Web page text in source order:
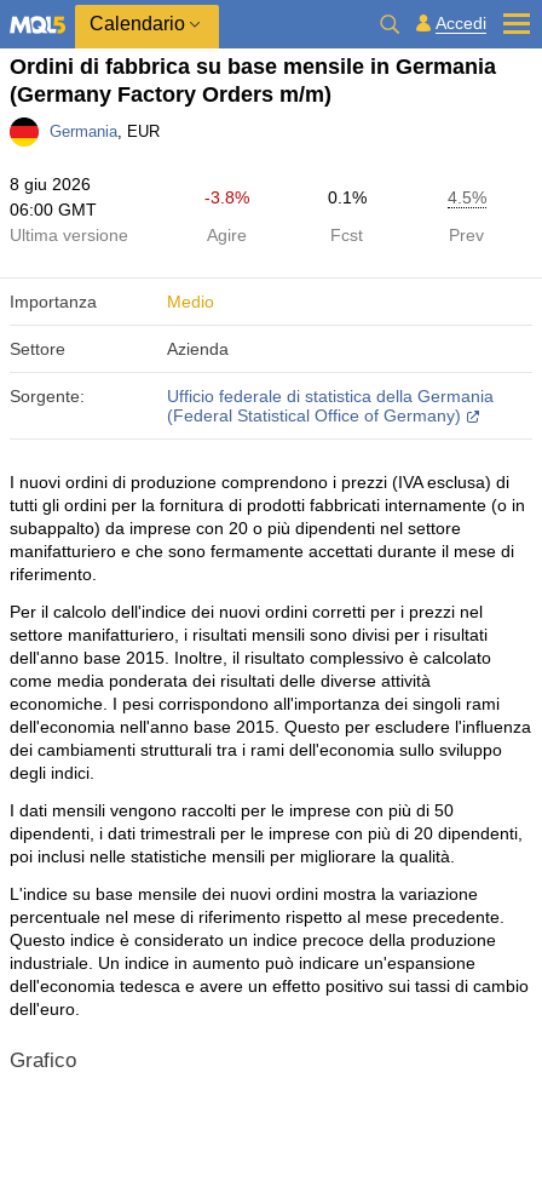
Calendario Accedi
Ordini di fabbrica su base mensile in Germania
(Germany Factory Orders m/m)
Germania, EUR
8 giu 2026
06:00 GMT
-3.8% 0.1%
4.5%
Ultima versione
Agire Fcst Prev
Importanza Medio
Settore Azienda
Sorgente:
Ufficio federale di statistica della Germania
(Federal Statistical Office of Germany)
I nuovi ordini di produzione comprendono i prezzi (IVA esclusa) di
tutti gli ordini per la fornitura di prodotti fabbricati internamente (o in
subappalto) da imprese con 20 o più dipendenti nel settore
manifatturiero e che sono fermamente accettati durante il mese di
riferimento.
Per il calcolo dell'indice dei nuovi ordini corretti per i prezzi nel
settore manifatturiero, i risultati mensili sono divisi per i risultati
dell'anno base 2015. Inoltre, il risultato complessivo è calcolato
come media ponderata dei risultati delle diverse attività
economiche. I pesi corrispondono all'importanza dei singoli rami
dell'economia nell'anno base 2015. Questo per escludere l'influenza
dei cambiamenti strutturali tra i rami dell'economia sullo sviluppo
degli indici.
I dati mensili vengono raccolti per le imprese con più di 50
dipendenti, i dati trimestrali per le imprese con più di 20 dipendenti,
poi inclusi nelle statistiche mensili per migliorare la qualità.
L'indice su base mensile dei nuovi ordini mostra la variazione
percentuale nel mese di riferimento rispetto al mese precedente.
Questo indice è considerato un indice precoce della produzione
industriale. Un indice in aumento può indicare un'espansione
dell'economia tedesca e avere un effetto positivo sui tassi di cambio
dell'euro.
Grafico